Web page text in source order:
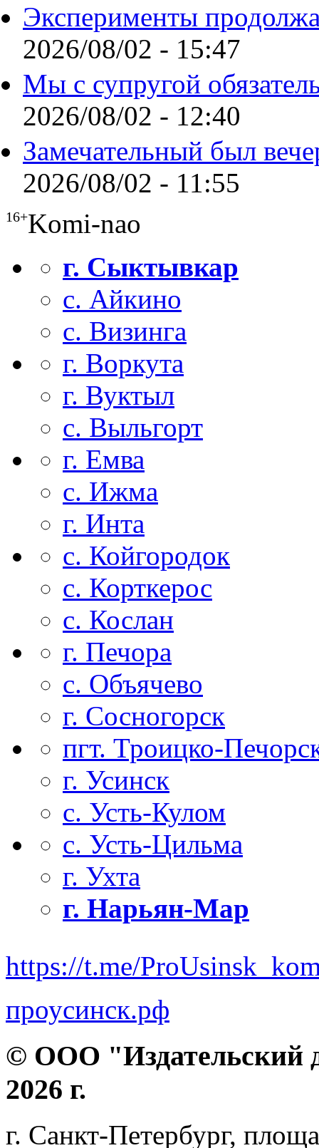
Эксперименты
2026/08/02 - 15:47
Мы с супругой
2026/08/02 - 12:40
Замечательный был
2026/08/02 - 11:55
16+Komi-nao
г. Сыктывкар
с. Айкино
с. Визинга
г. Воркута
г. Вуктыл
с. Выльгорт
г. Емва
с. Ижма
г. Инта
с. Койгородок
с. Корткерос
с. Кослан
г. Печора
с. Объячево
г. Сосногорск
пгт. Троицко-
г. Усинск
с. Усть-Кулом
с. Усть-Цильма
г. Ухта
г. Нарьян-Мар
https://t.me/
проусинск.рф
© ООО "Издательский
2026 г.
г. Санкт-Петербург,